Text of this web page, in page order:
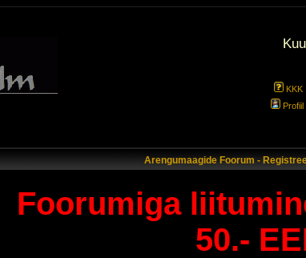
KKK
Profiil
Arengumaagide Foorum -
Foorumiga
50.-